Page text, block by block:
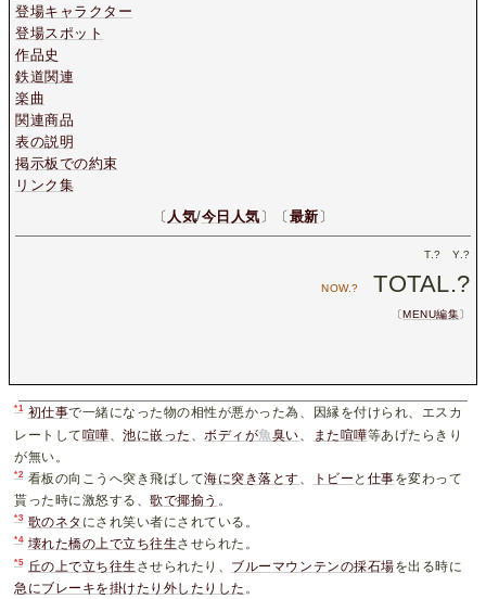
登場キャラクター
登場スポット
作品史
鉄道関連
楽曲
関連商品
表の説明
掲示板での約束
リンク集
〔 人気/今日人気 〕〔 最新 〕
T.? Y.?
NOW.? TOTAL.?
〔 MENU編集〕
*1 初仕事で一緒になった物の相性が悪かった為、因縁を付けられ、エスカ
レートして喧嘩 、池に嵌った ボディが魚臭い また喧嘩等あげたらきり
が無い。
*2 看板の向こうへ突き飛ばして海に突き落とす トビー と 仕事を変わって
貰った時に激怒する、歌で揶揄う 。
*3 歌のネタ にされ笑い者にされている。
*4 壊れた橋の上で立ち往生させられた。
*5 丘の上で立ち往生 させられたり、 ブルーマウンテンの採石場を出る時に
急にブレーキを掛けたり外したりした 。